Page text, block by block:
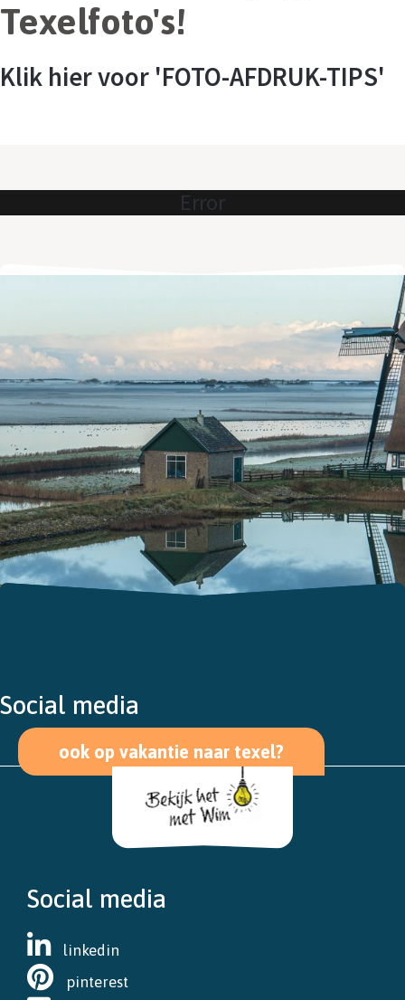
Texelfoto's!
Klik hier voor 'FOTO-AFDRUK-TIPS'
Error
Social media
ook op vakantie naar texel?
Social media
linkedin
pinterest